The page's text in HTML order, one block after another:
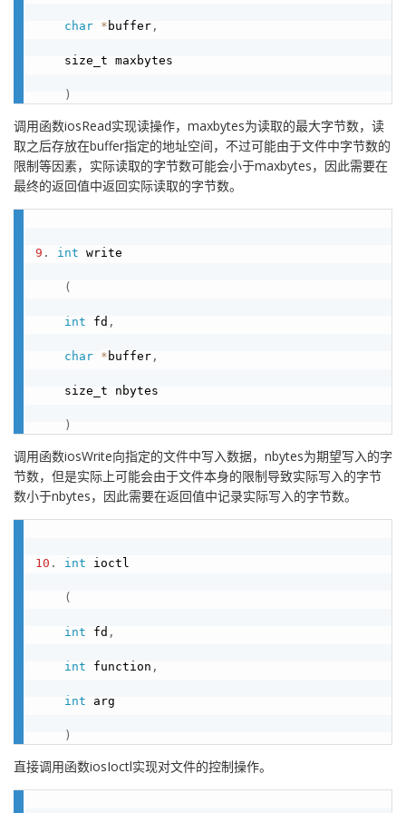
char * buffer ,
    size_t maxbytes
)
调用函数iosRead实现读操作，maxbytes为读取的最大字节数，读
取之后存放在buffer指定的地址空间，不过可能由于文件中字节数的
限制等因素，实际读取的字节数可能会小于maxbytes，因此需要在
最终的返回值中返回实际读取的字节数。
9 . int write
(
int fd ,
char * buffer ,
    size_t nbytes
)
调用函数iosWrite向指定的文件中写入数据，nbytes为期望写入的字
节数，但是实际上可能会由于文件本身的限制导致实际写入的字节
数小于nbytes，因此需要在返回值中记录实际写入的字节数。
10 . int ioctl
(
int fd ,
int function ,
int arg
)
直接调用函数iosIoctl实现对文件的控制操作。